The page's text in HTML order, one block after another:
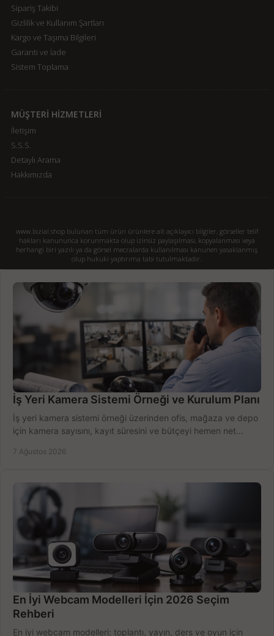
Sipariş Takibi
Gizlilik ve Kullanım Şartları
Kargo ve Taşıma Bilgileri
Garanti ve İade
Sistem Toplama
MÜŞTERİ HİZMETLERİ
İletişim
S.S.S.
Detaylı Arama
Hakkımızda
www.bizial.shop bulunan tüm ürün ürünlere ait açıklayıcı bilgiler, görseller telif
hakları kanununca korunmakta olup izinsiz paylaşılması, kopyalanması veya
herhangi biri yazılı ya da görsel mecralarda kullanılması kanunen yasaklanmış
olup hukuki yaptırıma tabi tutulmaktadır.
İş Yeri Kamera Sistemi Örneği ve Kurulum Planı
İş yeri kamera sistemi örneği üzerinden ofis, mağaza ve depo
için kamera sayısını, kayıt süresini ve bütçeyi hemen net
7 Ağustos 2026
En İyi Webcam Modelleri İçin 2026 Seçim
Rehberi
En iyi webcam modelleri; toplantı, yayın, ders ve oyun için